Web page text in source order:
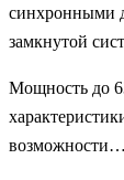
синхронными
замкнутой
Мощность до
возможности…